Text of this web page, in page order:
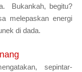
Bukankah, begitu?
melepaskan energi
di dada.
sepintar-